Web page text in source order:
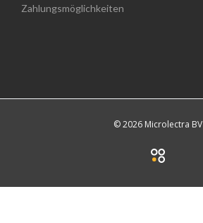
Zahlungsmöglichkeiten
© 2026 Microlectra BV